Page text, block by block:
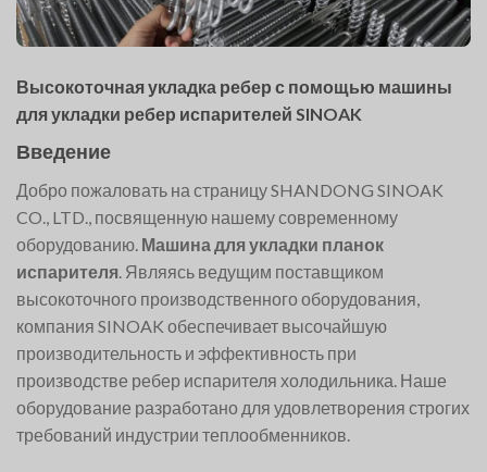
Высокоточная укладка ребер с помощью машины
для укладки ребер испарителей SINOAK
Введение
Добро пожаловать на страницу SHANDONG SINOAK
CO., LTD., посвященную нашему современному
оборудованию. Машина для укладки планок
испарителя. Являясь ведущим поставщиком
высокоточного производственного оборудования,
компания SINOAK обеспечивает высочайшую
производительность и эффективность при
производстве ребер испарителя холодильника. Наше
оборудование разработано для удовлетворения строгих
требований индустрии теплообменников.